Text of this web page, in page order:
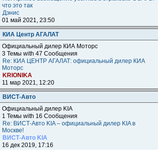
что это так
Дэнис
01 май 2021, 23:50
КИА Центр АГАЛАТ
Официальный дилер КИА Моторс
3 Темы with 47 Сообщения
Re: КИА ЦЕНТР АГАЛАТ: официальный дилер КИА
Моторс
KRIONIKA
11 мар 2021, 12:20
ВИСТ-Авто
Официальный дилер KIA
1 Темы with 16 Сообщения
Re: ВИСТ-Авто KIA – официальный дилер KIA в
Москве!
ВИСТ-Авто KIA
16 дек 2019, 17:16